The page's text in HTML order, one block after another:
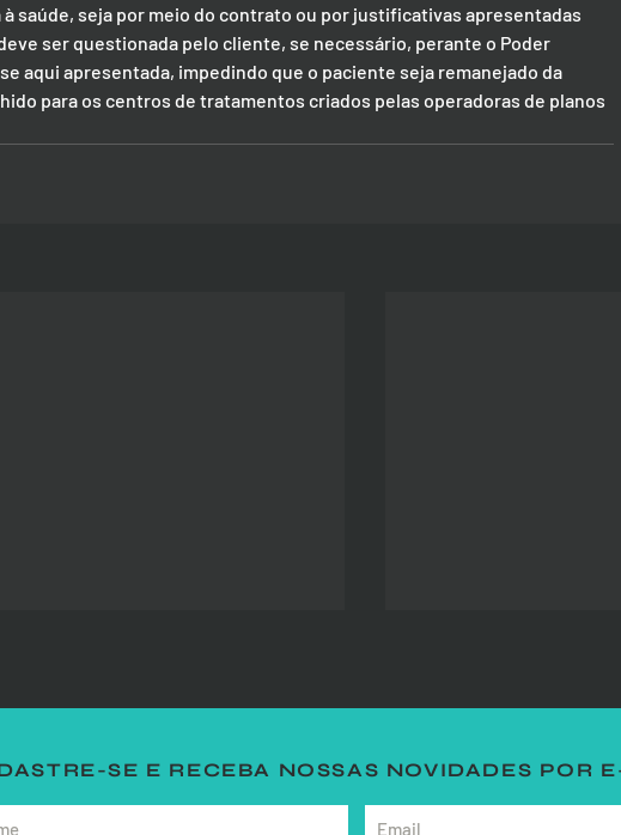
saúde, seja por meio do contrato ou por justificativas apresentadas
ser questionada pelo cliente, se necessário, perante o Poder
aqui apresentada, impedindo que o paciente seja remanejado da
para os centros de tratamentos criados pelas operadoras de planos
SE E RECEBA NOSSAS NOVIDADES POR